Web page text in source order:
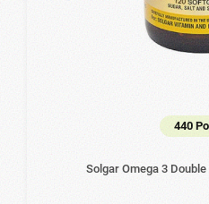
440
Solgar Omega 3